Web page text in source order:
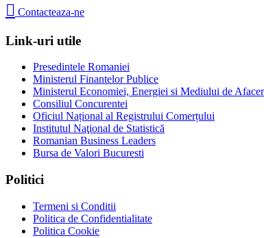
 Contacteaza-ne
Link-uri utile
Presedintele Romaniei
Ministerul Finantelor Publice
Ministerul Economiei, Energiei si Mediului de
Consiliul Concurentei
Oficiul Național al Registrului Comerțului
Institutul Naţional de Statistică
Romanian Business Leaders
Bursa de Valori Bucuresti
Politici
Termeni si Conditii
Politica de Confidentialitate
Politica Cookie